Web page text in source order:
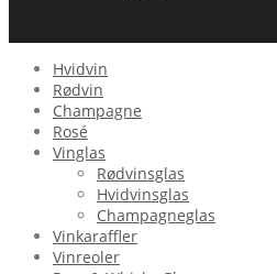
Hvidvin
Rødvin
Champagne
Rosé
Vinglas
Rødvinsglas
Hvidvinsglas
Champagneglas
Vinkaraffler
Vinreoler